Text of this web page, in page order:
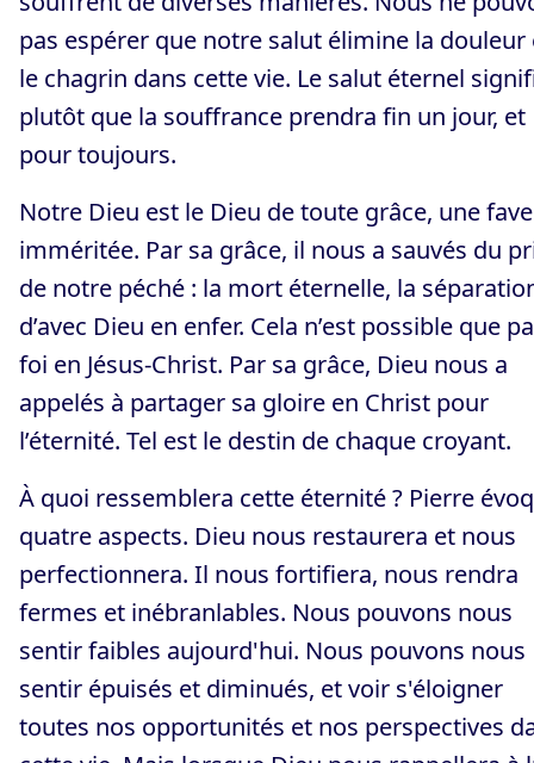
pas espérer que notre salut élimine la douleur
le chagrin dans cette vie. Le salut éternel
plutôt que la souffrance prendra fin un jour, et
pour toujours.
Notre Dieu est le Dieu de toute grâce, une
imméritée. Par sa grâce, il nous a sauvés du
de notre péché : la mort éternelle, la
d’avec Dieu en enfer. Cela n’est possible que
foi en Jésus-Christ. Par sa grâce, Dieu nous a
appelés à partager sa gloire en Christ pour
l’éternité. Tel est le destin de chaque croyant.
À quoi ressemblera cette éternité ? Pierre
quatre aspects. Dieu nous restaurera et nous
perfectionnera. Il nous fortifiera, nous rendra
fermes et inébranlables. Nous pouvons nous
sentir faibles aujourd'hui. Nous pouvons nous
sentir épuisés et diminués, et voir s'éloigner
toutes nos opportunités et nos perspectives